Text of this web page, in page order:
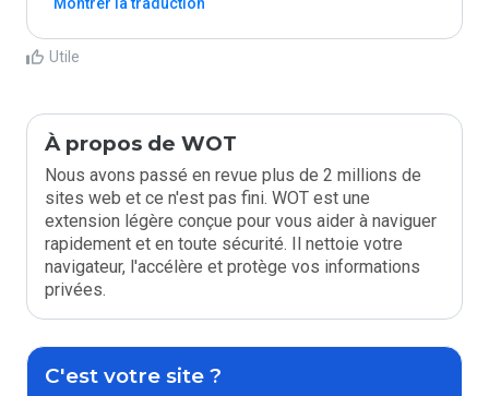
Utile
À propos de WOT
Nous avons passé en revue plus de 2 millions de
sites web et ce n'est pas fini. WOT est une
extension légère conçue pour vous aider à naviguer
rapidement et en toute sécurité. Il nettoie votre
navigateur, l'accélère et protège vos informations
privées.
C'est votre site ?